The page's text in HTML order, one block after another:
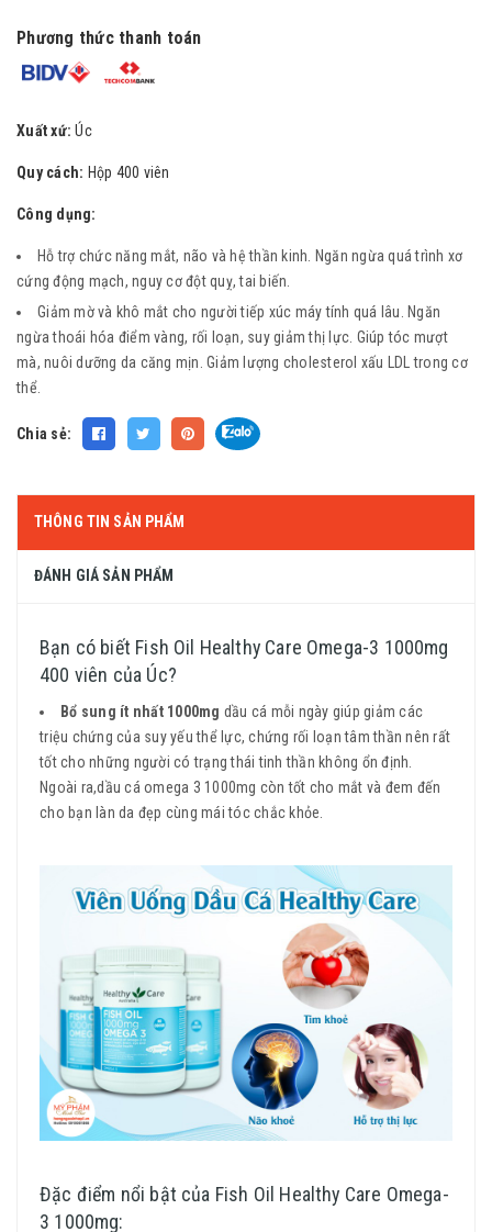
Phương thức thanh toán
Xuất xứ: Úc
Quy cách: Hộp 400 viên
Công dụng:
H​​ỗ trợ chức năng mắt, não và hệ thần kinh. Ngăn ngừa quá trình xơ
cứng động mạch, nguy cơ đột quỵ, tai biến.
Giảm mờ và khô mắt cho người tiếp xúc máy tính quá lâu. Ngăn
ngừa thoái hóa điểm vàng, rối loạn, suy giảm thị lực. Giúp tóc mượt
mà, nuôi dưỡng da căng mịn. Giảm lượng cholesterol xấu LDL trong cơ
thể.
Chia sẻ:
THÔNG TIN SẢN PHẨM
ĐÁNH GIÁ SẢN PHẨM
Bạn có biết Fish Oil Healthy Care Omega-3 1000mg
400 viên của Úc?
Bổ sung ít nhất 1000mg dầu cá mỗi ngày giúp giảm các
triệu chứng của suy yếu thể lực, chứng rối loạn tâm thần nên rất
tốt cho những người có trạng thái tinh thần không ổn định.
Ngoài ra,dầu cá omega 3 1000mg còn tốt cho mắt và đem đến
cho bạn làn da đẹp cùng mái tóc chắc khỏe.
Đặc điểm nổi bật của Fish Oil Healthy Care Omega-
3 1000mg: